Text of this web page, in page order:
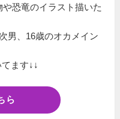
恐竜のイラスト描いた
男、16歳のオカメイン
ます↓↓
ら